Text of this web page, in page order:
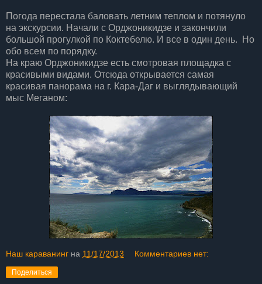
Погода перестала баловать летним теплом и потянуло
на экскурсии. Начали с Орджоникидзе и закончили
большой прогулкой по Коктебелю. И все в один день. Но
обо всем по порядку.
На краю Орджоникидзе есть смотровая площадка с
красивыми видами. Отсюда открывается самая
красивая панорама на г. Кара-Даг и выглядывающий
мыс Меганом:
Наш караванинг на 11/17/2013 Комментариев нет:
Поделиться